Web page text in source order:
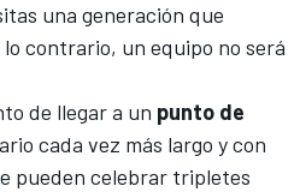
una generación que
contrario, un equipo no será
de llegar a un punto de
cada vez más largo y con
pueden celebrar tripletes